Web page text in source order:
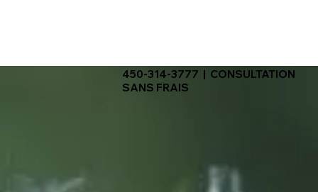
450-314-3777 | CONSULTATION
SANS FRAIS